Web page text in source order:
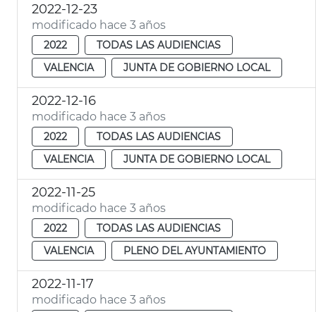
2022-12-23
modificado hace 3 años
2022
TODAS LAS AUDIENCIAS
VALENCIA
JUNTA DE GOBIERNO LOCAL
2022-12-16
modificado hace 3 años
2022
TODAS LAS AUDIENCIAS
VALENCIA
JUNTA DE GOBIERNO LOCAL
2022-11-25
modificado hace 3 años
2022
TODAS LAS AUDIENCIAS
VALENCIA
PLENO DEL AYUNTAMIENTO
2022-11-17
modificado hace 3 años